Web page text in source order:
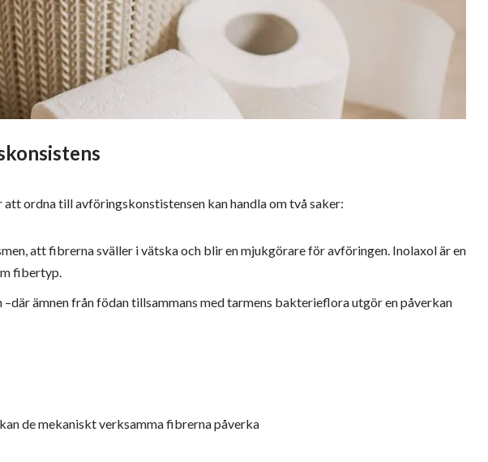
ordna till avföringskonstistensen kan handla om två saker:
att fibrerna sväller i vätska och blir en mjukgörare för avföringen. Inolaxol är en
fibertyp.
ämnen från födan tillsammans med tarmens bakterieflora utgör en påverkan
de mekaniskt verksamma fibrerna påverka